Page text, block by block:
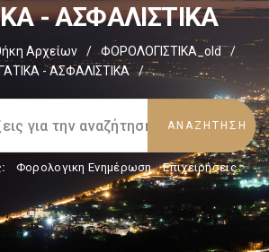
- ΑΣΦΑΛΙΣΤΙΚΑ
Αρχείων / ΦΟΡΟΛΟΓΙΣΤΙΚΑ_old
/
- ΑΣΦΑΛΙΣΤΙΚΑ
/
Φορολογικη Ενημέρωση, Επιχειρήσεις